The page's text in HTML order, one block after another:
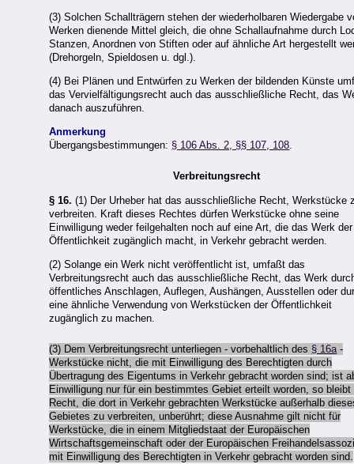
(3) Solchen Schallträgern stehen der wiederholbaren Wiedergabe
Werken dienende Mittel gleich, die ohne Schallaufnahme durch
Stanzen, Anordnen von Stiften oder auf ähnliche Art hergestellt
(Drehorgeln, Spieldosen u. dgl.).
(4) Bei Plänen und Entwürfen zu Werken der bildenden Künste
das Vervielfältigungsrecht auch das ausschließliche Recht, das
danach auszuführen.
Anmerkung
Übergangsbestimmungen: § 106 Abs. 2, §§ 107, 108.
Verbreitungsrecht
§ 16. (1) Der Urheber hat das ausschließliche Recht, Werkstücke
verbreiten. Kraft dieses Rechtes dürfen Werkstücke ohne seine
Einwilligung weder feilgehalten noch auf eine Art, die das Werk der
Öffentlichkeit zugänglich macht, in Verkehr gebracht werden.
(2) Solange ein Werk nicht veröffentlicht ist, umfaßt das
Verbreitungsrecht auch das ausschließliche Recht, das Werk
öffentliches Anschlagen, Auflegen, Aushängen, Ausstellen oder
eine ähnliche Verwendung von Werkstücken der Öffentlichkeit
zugänglich zu machen.
(3) Dem Verbreitungsrecht unterliegen - vorbehaltlich des § 16a-
Werkstücke nicht, die mit Einwilligung des Berechtigten durch
Übertragung des Eigentums in Verkehr gebracht worden sind; ist
Einwilligung nur für ein bestimmtes Gebiet erteilt worden, so bleibt
Recht, die dort in Verkehr gebrachten Werkstücke außerhalb
Gebietes zu verbreiten, unberührt; diese Ausnahme gilt nicht für
Werkstücke, die in einem Mitgliedstaat der Europäischen
Wirtschaftsgemeinschaft oder der Europäischen
mit Einwilligung des Berechtigten in Verkehr gebracht worden sind.